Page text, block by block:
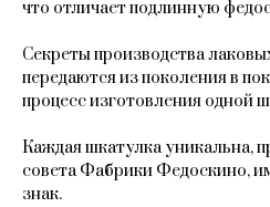
что отличает подлинную
Секреты производства
передаются из поколения в
процесс изготовления одной
Каждая шкатулка уникальна,
совета Фабрики Федоскино,
знак.